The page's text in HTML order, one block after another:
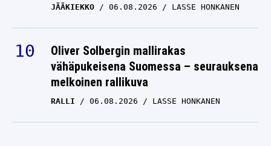
JÄÄKIEKKO 06.08.2026 LASSE HONKANEN
Oliver Solbergin mallirakas
vähäpukeisena Suomessa – seurauksena
melkoinen rallikuva
RALLI 06.08.2026 LASSE HONKANEN